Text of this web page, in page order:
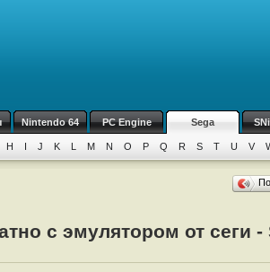
Nintendo 64 PC Engine Sega
H I J K L M N O P Q R S T U V
с эмулятором от сеги